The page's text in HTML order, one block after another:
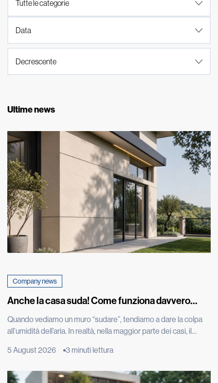
Ultime news
Company news
Anche la casa suda! Come funziona davvero
Quando vediamo un muro “sudare”, tendiamo a dare la colpa
all’umidità dell’aria. In realtà, nella maggior parte dei casi, il
poggia l’edificio. È qui che inizia un lento processo fisico,
murature e intonaci. Il fenomeno, estremamente […]
5 August 2026 3 minuti lettura